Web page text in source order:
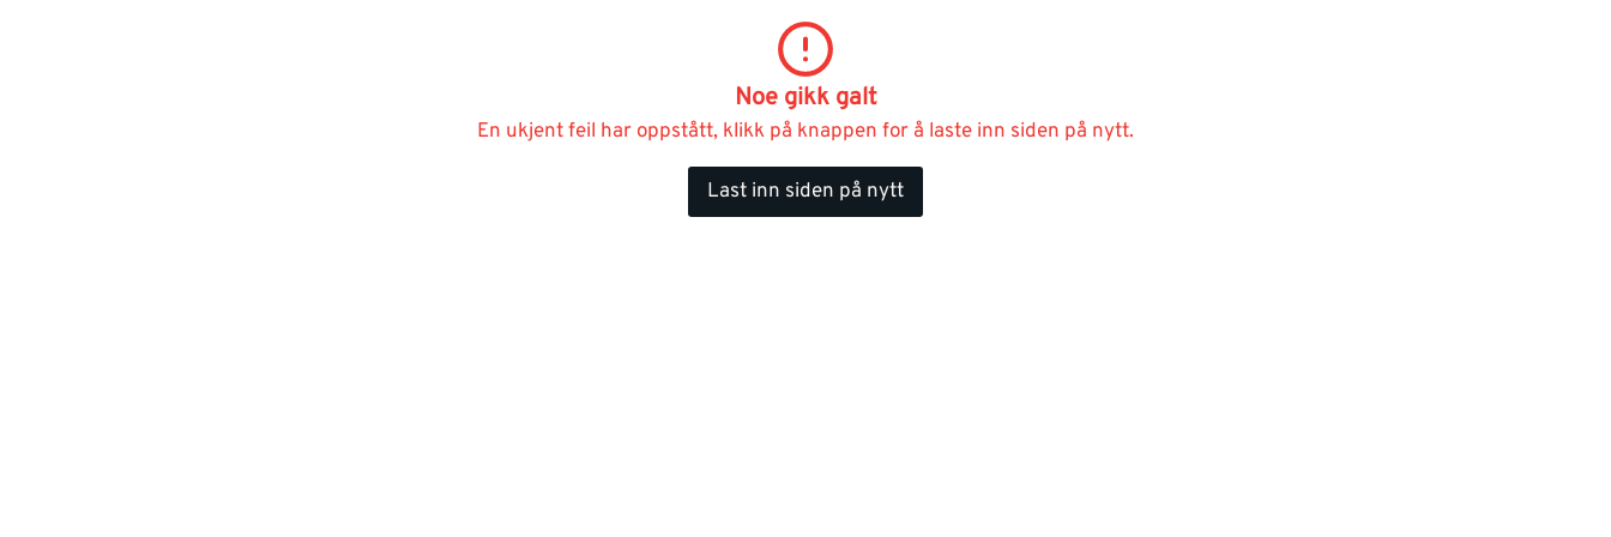
Noe gikk galt
En ukjent feil har oppstått, klikk på knappen for å laste inn siden på nytt.
Last inn siden på nytt